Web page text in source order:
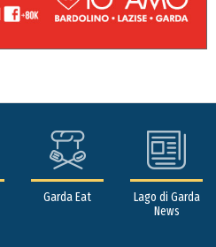
Garda Eat
Lago di Garda
News